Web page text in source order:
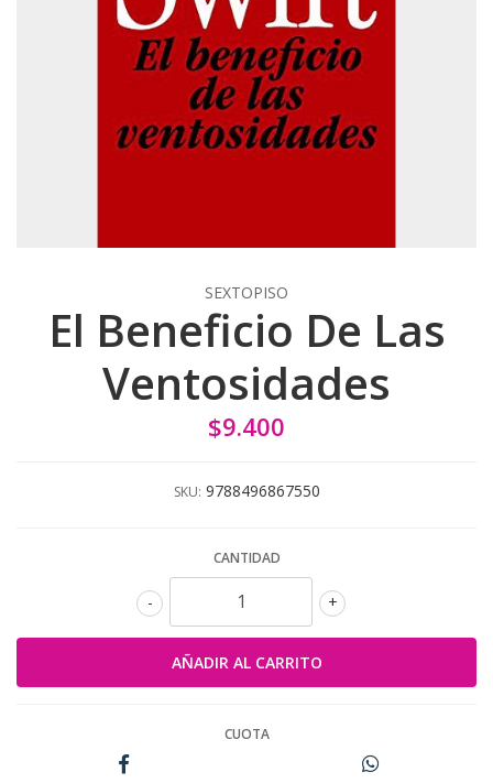
SEXTOPISO
El Beneficio De Las
Ventosidades
$9.400
SKU: 9788496867550
CANTIDAD
+
-
CUOTA